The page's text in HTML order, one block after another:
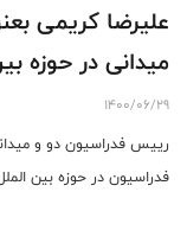
علیرضا کریمی
میدانی در حوزه
1400/06/29
رییس فدراسیون دو و
فدراسیون در حوزه بین